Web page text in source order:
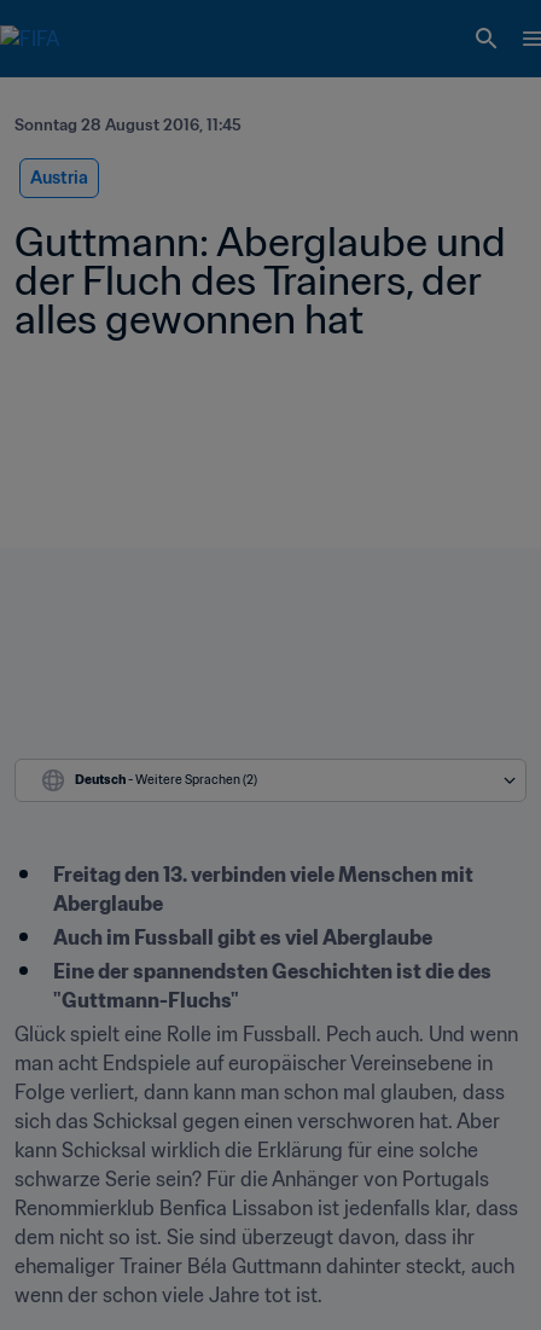
Sonntag 28 August 2016, 11:45
Austria
Guttmann: Aberglaube und
der Fluch des Trainers, der
alles gewonnen hat
Deutsch - Weitere Sprachen (2)
Freitag den 13. verbinden viele Menschen mit
Aberglaube
Auch im Fussball gibt es viel Aberglaube
Eine der spannendsten Geschichten ist die des
"Guttmann-Fluchs"
Glück spielt eine Rolle im Fussball. Pech auch. Und wenn
man acht Endspiele auf europäischer Vereinsebene in
Folge verliert, dann kann man schon mal glauben, dass
sich das Schicksal gegen einen verschworen hat. Aber
kann Schicksal wirklich die Erklärung für eine solche
schwarze Serie sein? Für die Anhänger von Portugals
Renommierklub Benfica Lissabon ist jedenfalls klar, dass
dem nicht so ist. Sie sind überzeugt davon, dass ihr
ehemaliger Trainer Béla Guttmann dahinter steckt, auch
wenn der schon viele Jahre tot ist.